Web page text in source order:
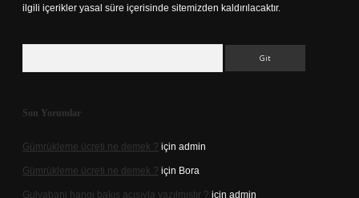
ilgili içerikler yasal süre içerisinde sitemizden kaldırılacaktır.
Son Yorumlar
Gümrükleme ücreti ne demek ? için admin
Gümrükleme ücreti ne demek ? için Bora
Gulyabani hangi bakış açısıyla yazılmıştır ? için admin